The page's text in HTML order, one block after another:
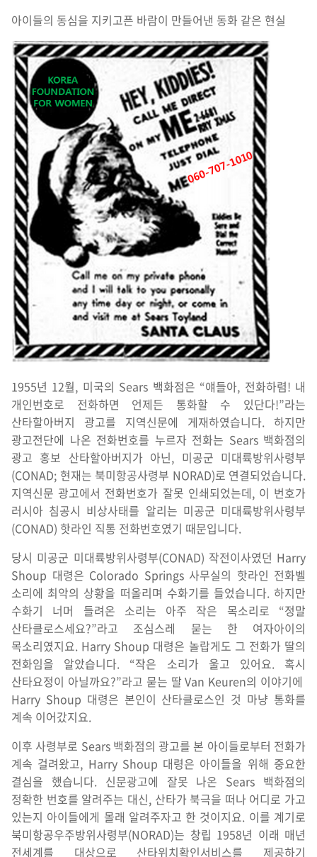
아이들의 동심을 지키고픈 바람이 만들어낸 동화 같은 현실
1955년 12월, 미국의 Sears 백화점은 “얘들아, 전화하렴! 내
개인번호로 전화하면 언제든 통화할 수 있단다!”라는
산타할아버지 광고를 지역신문에 게재하였습니다. 하지만
광고전단에 나온 전화번호를 누르자 전화는 Sears 백화점의
광고 홍보 산타할아버지가 아닌, 미공군 미대륙방위사령부
(CONAD; 현재는 북미항공사령부 NORAD)로 연결되었습니다.
지역신문 광고에서 전화번호가 잘못 인쇄되었는데, 이 번호가
러시아 침공시 비상사태를 알리는 미공군 미대륙방위사령부
(CONAD) 핫라인 직통 전화번호였기 때문입니다.
당시 미공군 미대륙방위사령부(CONAD) 작전이사였던 Harry
Shoup 대령은 Colorado Springs 사무실의 핫라인 전화벨
소리에 최악의 상황을 떠올리며 수화기를 들었습니다. 하지만
수화기 너머 들려온 소리는 아주 작은 목소리로 “정말
산타클로스세요?”라고 조심스레 묻는 한 여자아이의
목소리였지요. Harry Shoup 대령은 놀랍게도 그 전화가 딸의
전화임을 알았습니다. “작은 소리가 울고 있어요. 혹시
산타요정이 아닐까요?”라고 묻는 딸 Van Keuren의 이야기에
Harry Shoup 대령은 본인이 산타클로스인 것 마냥 통화를
계속 이어갔지요.
이후 사령부로 Sears 백화점의 광고를 본 아이들로부터 전화가
계속 걸려왔고, Harry Shoup 대령은 아이들을 위해 중요한
결심을 했습니다. 신문광고에 잘못 나온 Sears 백화점의
정확한 번호를 알려주는 대신, 산타가 북극을 떠나 어디로 가고
있는지 아이들에게 몰래 알려주자고 한 것이지요. 이를 계기로
북미항공우주방위사령부(NORAD)는 창립 1958년 이래 매년
전세계를 대상으로 산타위치확인서비스를 제공하기